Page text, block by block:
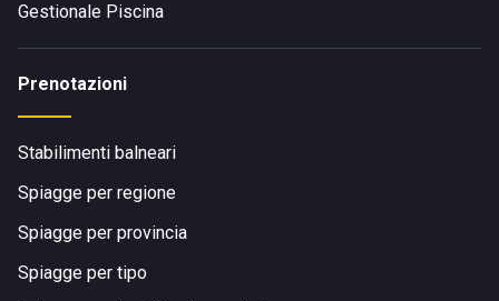
Gestionale Piscina
Prenotazioni
Stabilimenti balneari
Spiagge per regione
Spiagge per provincia
Spiagge per tipo